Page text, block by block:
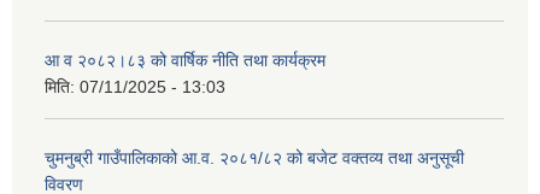
आ व २०८२।८३ को वार्षिक नीति तथा कार्यक्रम
मिति: 07/11/2025 - 13:03
चुमनुब्री गाउँपालिकाको आ.व. २०८१/८२ को बजेट वक्तव्य तथा अनुसूची
विवरण